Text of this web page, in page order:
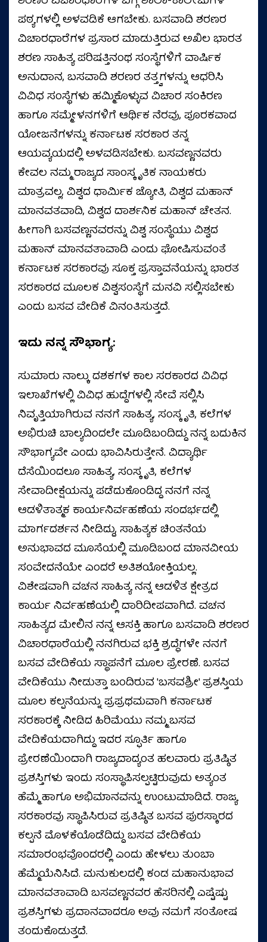
ಪಠ್ಯಗಳಲ್ಲಿ ಅಳವಡಿಕೆ ಆಗಬೇಕು. ಬಸವಾದಿ ಶರಣರ
ವಿಚಾರಧಾರೆಗಳ ಪ್ರಸಾರ ಮಾಡುತ್ತಿರುವ ಅಖಿಲ ಭಾರತ
ಶರಣ ಸಾಹಿತ್ಯ ಪರಿಷತ್ತಿನಂಥ ಸಂಸ್ಥೆಗಳಿಗೆ ವಾರ್ಷಿಕ
ಅನುದಾನ, ಬಸವಾದಿ ಶರಣರ ತತ್ತ್ವಗಳನ್ನು ಆಧರಿಸಿ
ವಿವಿಧ ಸಂಸ್ಥೆಗಳು ಹಮ್ಮಿಕೊಳ್ಳುವ ವಿಚಾರ ಸಂಕಿರಣ
ಹಾಗೂ ಸಮ್ಮೇಳನಗಳಿಗೆ ಆರ್ಥಿಕ ನೆರವು, ಪೂರಕವಾದ
ಯೋಜನೆಗಳನ್ನು ಕರ್ನಾಟಕ ಸರಕಾರ ತನ್ನ
ಆಯವ್ಯಯದಲ್ಲಿ ಅಳವಡಿಸಬೇಕು. ಬಸವಣ್ಣನವರು
ಕೇವಲ ನಮ್ಮ ರಾಜ್ಯದ ಸಾಂಸ್ಕೃತಿಕ ನಾಯಕರು
ಮಾತ್ರವಲ್ಲ, ವಿಶ್ವದ ಧಾರ್ಮಿಕ ಜ್ಯೋತಿ, ವಿಶ್ವದ ಮಹಾನ್
ಮಾನವತವಾದಿ, ವಿಶ್ವದ ದಾರ್ಶನಿಕ ಮಹಾನ್ ಚೇತನ.
ಹೀಗಾಗಿ ಬಸವಣ್ಣನವರನ್ನು ವಿಶ್ವ ಸಂಸ್ಥೆಯು ವಿಶ್ವದ
ಮಹಾನ್ ಮಾನವತಾವಾದಿ ಎಂದು ಘೋಷಿಸುವಂತೆ
ಕರ್ನಾಟಕ ಸರಕಾರವು ಸೂಕ್ತ ಪ್ರಸ್ತಾವನೆಯನ್ನು ಭಾರತ
ಸರಕಾರದ ಮೂಲಕ ವಿಶ್ವಸಂಸ್ಥೆಗೆ ಮನವಿ ಸಲ್ಲಿಸಬೇಕು
ಎಂದು ಬಸವ ವೇದಿಕೆ ವಿನಂತಿಸುತ್ತದೆ.
ಇದು ನನ್ನ ಸೌಭಾಗ್ಯ:
ಸುಮಾರು ನಾಲ್ಕು ದಶಕಗಳ ಕಾಲ ಸರಕಾರದ ವಿವಿಧ
ಇಲಾಖೆಗಳಲ್ಲಿ ವಿವಿಧ ಹುದ್ದೆಗಳಲ್ಲಿ ಸೇವೆ ಸಲ್ಲಿಸಿ
ನಿವೃತ್ತಿಯಾಗಿರುವ ನನಗೆ ಸಾಹಿತ್ಯ, ಸಂಸ್ಕೃತಿ, ಕಲೆಗಳ
ಅಭಿರುಚಿ ಬಾಲ್ಯದಿಂದಲೇ ಮೂಡಿಬಂದಿದ್ದು ನನ್ನ ಬದುಕಿನ
ಸೌಭಾಗ್ಯವೇ ಎಂದು ಭಾವಿಸಿರುತ್ತೇನೆ. ವಿದ್ಯಾರ್ಥಿ
ದೆಸೆಯಿಂದಲೂ ಸಾಹಿತ್ಯ, ಸಂಸ್ಕೃತಿ, ಕಲೆಗಳ
ಸೇವಾದೀಕ್ಷೆಯನ್ನು ಪಡೆದುಕೊಂಡಿದ್ದ ನನಗೆ ನನ್ನ
ಆಡಳಿತಾತ್ಮಕ ಕಾರ್ಯನಿರ್ವಹಣೆಯ ಸಂದರ್ಭದಲ್ಲಿ
ಮಾರ್ಗದರ್ಶನ ನೀಡಿದ್ದು, ಸಾಹಿತ್ಯಕ ಚಿಂತನೆಯ
ಅನುಭಾವದ ಮೂಸೆಯಲ್ಲಿ ಮೂಡಿಬಂದ ಮಾನವೀಯ
ಸಂವೇದನೆಯೇ ಎಂದರೆ ಅತಿಶಯೋಕ್ತಿಯಲ್ಲ.
ವಿಶೇಷವಾಗಿ ವಚನ ಸಾಹಿತ್ಯ ನನ್ನ ಆಡಳಿತ ಕ್ಷೇತ್ರದ
ಕಾರ್ಯ ನಿರ್ವಹಣೆಯಲ್ಲಿ ದಾರಿದೀಪವಾಗಿದೆ. ವಚನ
ಸಾಹಿತ್ಯದ ಮೇಲಿನ ನನ್ನ ಆಸಕ್ತಿ ಹಾಗೂ ಬಸವಾದಿ ಶರಣರ
ವಿಚಾರಧಾರೆಯಲ್ಲಿ ನನಗಿರುವ ಭಕ್ತಿ ಶ್ರದ್ಧೆಗಳೇ ನನಗೆ
ಬಸವ ವೇದಿಕೆಯ ಸ್ಥಾಪನೆಗೆ ಮೂಲ ಪ್ರೇರಣೆ. ಬಸವ
ವೇದಿಕೆಯು ನೀಡುತ್ತಾ ಬಂದಿರುವ 'ಬಸವಶ್ರೀ' ಪ್ರಶಸ್ತಿಯ
ಮೂಲ ಕಲ್ಪನೆಯನ್ನು ಪ್ರಪ್ರಥಮವಾಗಿ ಕರ್ನಾಟಕ
ಸರಕಾರಕ್ಕೆ ನೀಡಿದ ಹಿರಿಮೆಯು ನಮ್ಮ ಬಸವ
ವೇದಿಕೆಯದಾಗಿದ್ದು ಇದರ ಸ್ಫೂರ್ತಿ ಹಾಗೂ
ಪ್ರೇರಣೆಯಿಂದಾಗಿ ರಾಜ್ಯದಾದ್ಯಂತ ಹಲವಾರು ಪ್ರತಿಷ್ಠಿತ
ಪ್ರಶಸ್ತಿಗಳು ಇಂದು ಸಂಸ್ಥಾಪಿಸಲ್ಪಟ್ಟಿರುವುದು ಅತ್ಯಂತ
ಹೆಮ್ಮೆ ಹಾಗೂ ಅಭಿಮಾನವನ್ನು ಉಂಟುಮಾಡಿದೆ. ರಾಜ್ಯ
ಸರಕಾರವು ಸ್ಥಾಪಿಸಿರುವ ಪ್ರತಿಷ್ಠಿತ ಬಸವ ಪುರಸ್ಕಾರದ
ಕಲ್ಪನೆ ಮೊಳಕೆಯೊಡೆದಿದ್ದು ಬಸವ ವೇದಿಕೆಯ
ಸಮಾರಂಭವೊಂದರಲ್ಲಿ ಎಂದು ಹೇಳಲು ತುಂಬಾ
ಹೆಮ್ಮೆಯೆನಿಸಿದೆ. ಮನುಕುಲದಲ್ಲಿ ಕಂಡ ಮಹಾನುಭಾವ
ಮಾನವತಾವಾದಿ ಬಸವಣ್ಣನವರ ಹೆಸರಿನಲ್ಲಿ ಎಷ್ಟೆಷ್ಟು
ಪ್ರಶಸ್ತಿಗಳು ಪ್ರದಾನವಾದರೂ ಅವು ನಮಗೆ ಸಂತೋಷ
ತಂದುಕೊಡುತ್ತದೆ.